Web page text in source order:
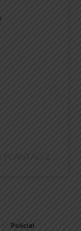
UMA PUBLICAÇÃO COMPARTILHADA POR PLANTÃO 24HORAS NEWS (@PLANTAO24HORASNEWS)
Policial